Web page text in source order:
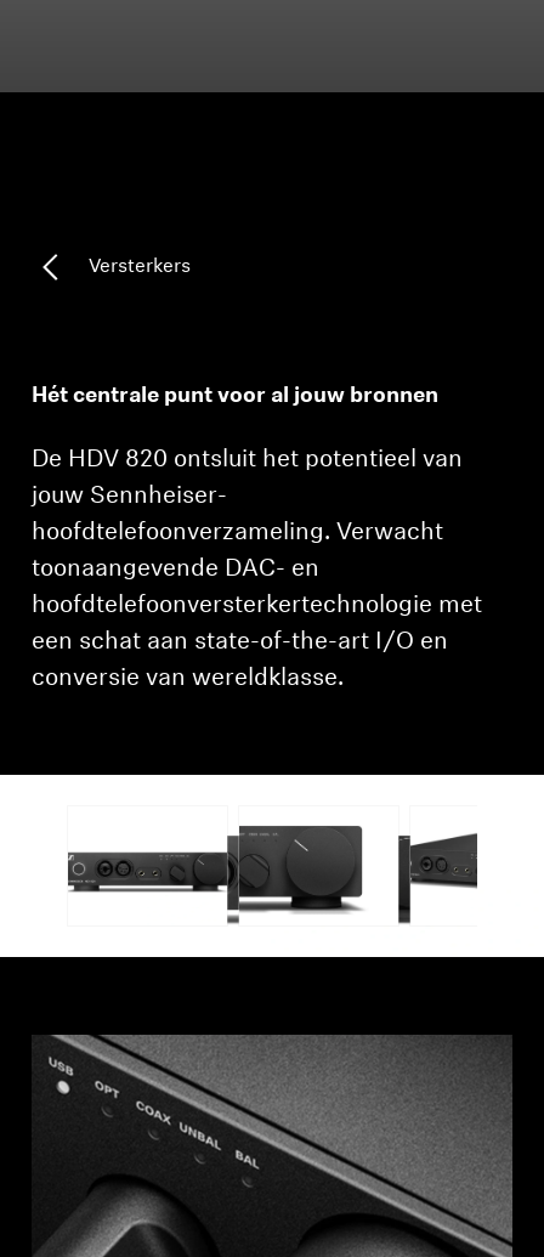
TV-koptelefoons voor gehoorondersteuning
Originele gehooronderdelengehoor en accessoires
Soundbars
AMBEO soundbars en Subs
Ontdek AMBEO
AMBEO-onderdelen en accessoires
Ontdekken
Support
Professioneel
Versterkers
Hét centrale punt voor al jouw bronnen
De HDV 820 ontsluit het potentieel van
jouw Sennheiser-
hoofdtelefoonverzameling. Verwacht
toonaangevende DAC- en
hoofdtelefoonversterkertechnologie met
een schat aan state-of-the-art I/O en
conversie van wereldklasse.